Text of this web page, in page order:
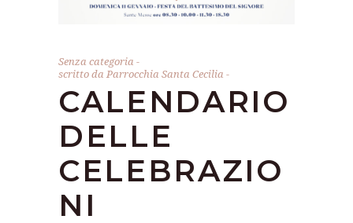
Senza categoria
scritto da Parrocchia Santa Cecilia
CALENDARIO
DELLE
CELEBRAZIO
NI